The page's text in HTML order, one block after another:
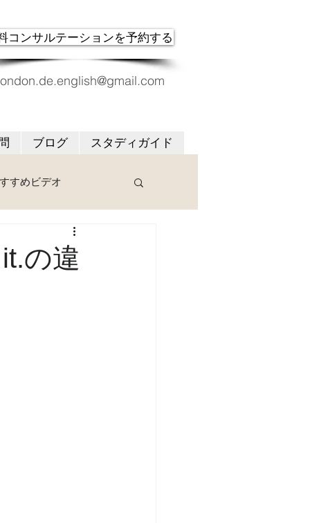
コンサルテーションを予約する
ブログ スタディガイド
すめビデオ
の違